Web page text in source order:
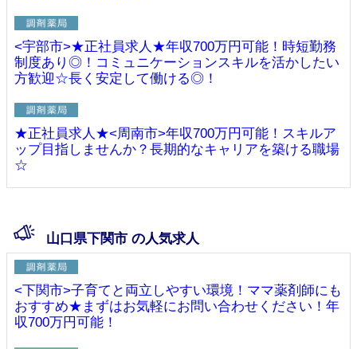
<宇部市>★正社員求人★年収700万円可能！時短勤務
制度あり◎！コミュニケーションスキルを活かしたい
方歓迎☆長く安定して働ける◎！
★正社員求人★<周南市>年収700万円可能！スキルア
ップ目指しませんか？長期的なキャリアを築ける職場
☆
山口県下関市 の人気求人
<下関市>子育てと両立しやすい環境！ママ薬剤師にも
おすすめ★まずはお気軽にお問い合わせください！年
収700万円可能！